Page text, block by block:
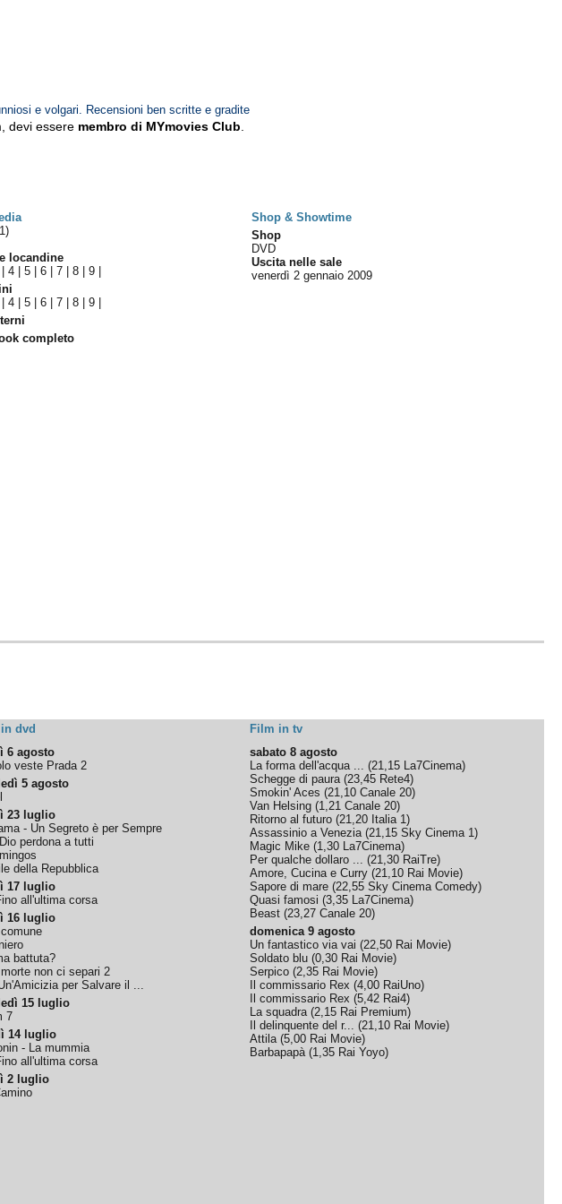
e volgari. Recensioni ben scritte e gradite
devi essere membro di MYmovies Club
Shop & Showtime
locandine
|4 |5 |6 |7 |8 |9
|4 |5 |6 |7 |8 |9
completo
Shop
DVD
Uscita nelle sale
venerdì 2 gennaio 2009
dvd
Film in tv
6 agosto
veste Prada 2
5 agosto
23 luglio
- Un Segreto è per Sempre
perdona a tutti
della Repubblica
17 luglio
all'ultima corsa
16 luglio
comune
battuta?
non ci separi 2
per Salvare il ...
15 luglio
7
14 luglio
- La mummia
all'ultima corsa
2 luglio
sabato 8 agosto
La forma dell'acqua ... (21,15 La7Cinema)
Schegge di paura(23,45 Rete4)
Smokin' Aces (21,10 Canale 20)
Van Helsing (1,21 Canale 20)
Ritorno al futuro (21,20 Italia 1)
Assassinio a Venezia(21,15 Sky Cinema 1)
Magic Mike (1,30 La7Cinema)
Per qualche dollaro ... (21,30 RaiTre)
Amore, Cucina e Curry (21,10 Rai Movie)
Sapore di mare (22,55 Sky Cinema Comedy)
Quasi famosi (3,35 La7Cinema)
Beast (23,27 Canale 20)
domenica 9 agosto
Un fantastico via vai (22,50 Rai Movie)
Soldato blu (0,30 Rai Movie)
Serpico (2,35 Rai Movie)
Il commissario Rex (4,00 RaiUno)
Il commissario Rex (5,42 Rai4)
La squadra(2,15 Rai Premium)
Il delinquente del r... (21,10 Rai Movie)
Attila(5,00 Rai Movie)
Barbapapà(1,35 Rai Yoyo)